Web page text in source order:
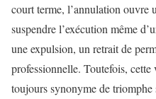
court terme, l’annulation ouvre
suspendre l’exécution même
une expulsion, un retrait de
professionnelle. Toutefois, cette
toujours synonyme de